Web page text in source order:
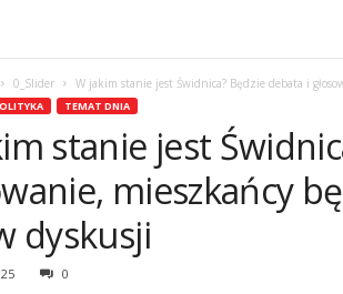
0_Slider W jakim stanie jest Świdnica? Będzie debata i
TEMAT DNIA
stanie jest
mieszkańcy
dyskusji
0